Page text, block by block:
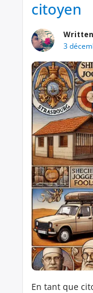
citoyen
3
En tant que